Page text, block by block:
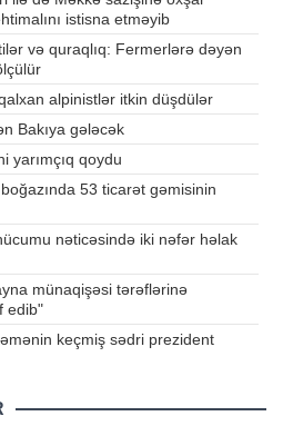
istisna etməyib
və quraqlıq: Fermerlərə dəyən
alpinistlər itkin düşdülər
Bakıya gələcək
yarımçıq qoydu
53 ticarət gəmisinin
nəticəsində iki nəfər həlak
münaqişəsi tərəflərinə
edib"
keçmiş sədri prezident